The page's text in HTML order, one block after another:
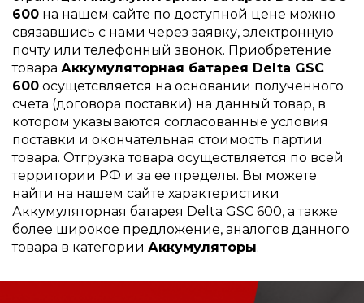
600 на нашем сайте по доступной цене можно
связавшись с нами через заявку, электронную
почту или телефонный звонок. Приобретение
товара Аккумуляторная батарея Delta GSC
600 осущетсвляется на основании полученного
счета (договора поставки) на данный товар, в
котором указываются согласованные условия
поставки и окончательная стоимость партии
товара. Отгрузка товара осуществляется по всей
территории РФ и за ее пределы. Вы можете
найти на нашем сайте характеристики
Аккумуляторная батарея Delta GSC 600, а также
более широкое предложение, аналогов данного
товара в категории Аккумуляторы.